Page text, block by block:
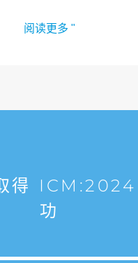
阅读更多 "
得 ICM:2024
功